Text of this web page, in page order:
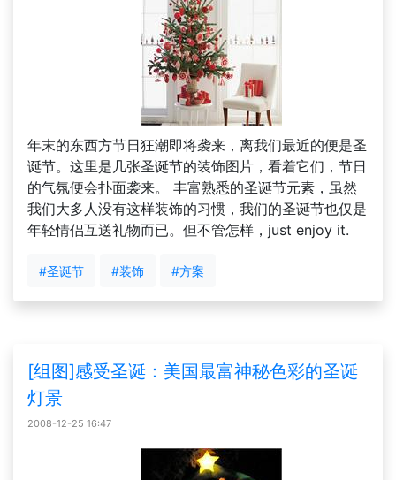
年末的东西方节日狂潮即将袭来，离我们最近的便是圣
诞节。这里是几张圣诞节的装饰图片，看着它们，节日
的气氛便会扑面袭来。 丰富熟悉的圣诞节元素，虽然
我们大多人没有这样装饰的习惯，我们的圣诞节也仅是
年轻情侣互送礼物而已。但不管怎样，just enjoy it.
#圣诞节 #装饰 #方案
[组图]感受圣诞：美国最富神秘色彩的圣诞
灯景
2008-12-25 16:47